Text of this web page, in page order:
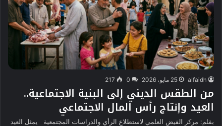
alfaidh 25 مايو، 2026 0
217
من الطقس الديني إلى البنية الاجتماعية..
العيد وإنتاج رأس المال الاجتماعي
بقلم: مركز الفيض العلمي لاستطلاع الرأي والدراسات المجتمعية يمثل العيد